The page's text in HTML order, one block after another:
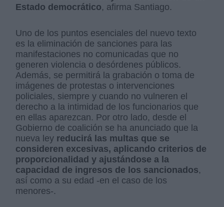
Estado democrático, afirma Santiago.
Uno de los puntos esenciales del nuevo texto
es la eliminación de sanciones para las
manifestaciones no comunicadas que no
generen violencia o desórdenes públicos.
Además, se permitirá la grabación o toma de
imágenes de protestas o intervenciones
policiales, siempre y cuando no vulneren el
derecho a la intimidad de los funcionarios que
en ellas aparezcan. Por otro lado, desde el
Gobierno de coalición se ha anunciado que la
nueva ley reducirá las multas que se
consideren excesivas, aplicando criterios de
proporcionalidad y ajustándose a la
capacidad de ingresos de los sancionados,
así como a su edad -en el caso de los
menores-.